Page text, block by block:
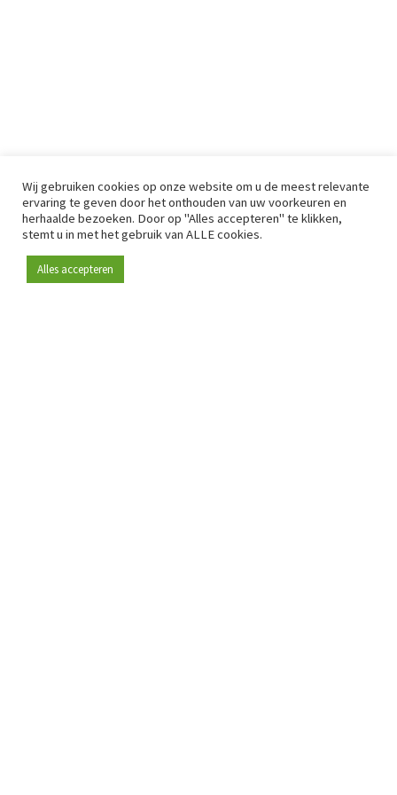
Wij gebruiken cookies op onze website om u de meest relevante
ervaring te geven door het onthouden van uw voorkeuren en
herhaalde bezoeken. Door op "Alles accepteren" te klikken,
stemt u in met het gebruik van ALLE cookies.
Alles accepteren